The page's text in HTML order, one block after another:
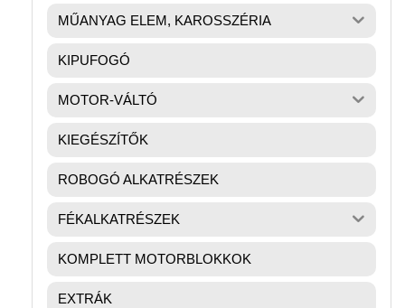
MŰANYAG ELEM, KAROSSZÉRIA
KIPUFOGÓ
MOTOR-VÁLTÓ
KIEGÉSZÍTŐK
ROBOGÓ ALKATRÉSZEK
FÉKALKATRÉSZEK
KOMPLETT MOTORBLOKKOK
EXTRÁK